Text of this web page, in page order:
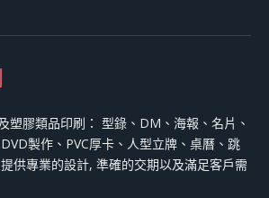
塑膠類品印刷： 型錄、DM、海報、名片、
製作、PVC厚卡、人型立牌、桌曆、跳
供專業的設計, 準確的交期以及滿足客戶需